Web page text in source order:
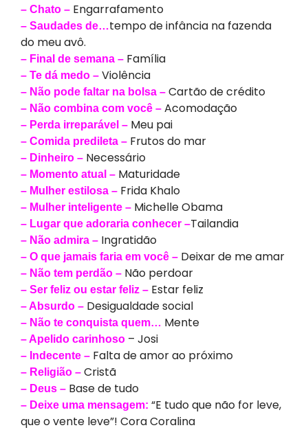
– Chato – Engarrafamento
– Saudades de…tempo de infância na fazenda
do meu avô.
– Final de semana – Família
– Te dá medo – Violência
– Não pode faltar na bolsa – Cartão de crédito
– Não combina com você – Acomodação
– Perda irreparável – Meu pai
– Comida predileta – Frutos do mar
– Dinheiro – Necessário
– Momento atual – Maturidade
– Mulher estilosa – Frida Khalo
– Mulher inteligente – Michelle Obama
– Lugar que adoraria conhecer –Tailandia
– Não admira – Ingratidão
– O que jamais faria em você – Deixar de me amar
– Não tem perdão – Não perdoar
– Ser feliz ou estar feliz – Estar feliz
– Absurdo – Desigualdade social
– Não te conquista quem… Mente
– Apelido carinhoso – Josi
– Indecente – Falta de amor ao próximo
– Religião – Cristã
– Deus – Base de tudo
– Deixe uma mensagem: “E tudo que não for leve,
que o vente leve”! Cora Coralina